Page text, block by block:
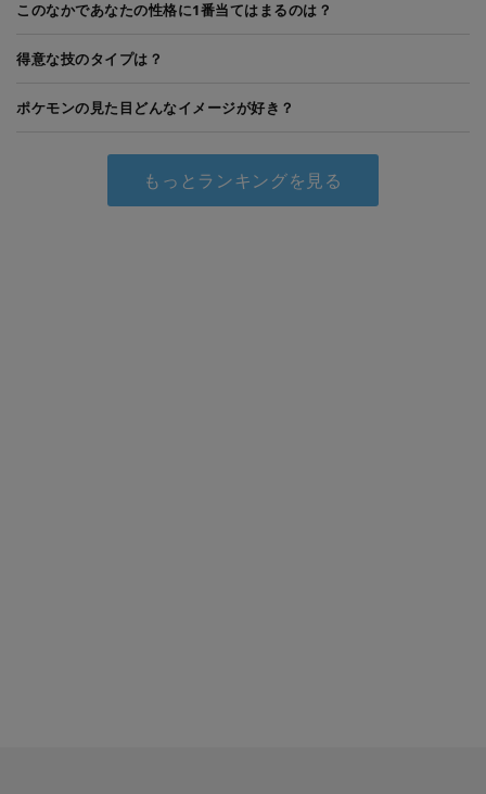
このなかであなたの性格に1番当てはまるのは？
得意な技のタイプは？
ポケモンの見た目どんなイメージが好き？
もっとランキングを見る